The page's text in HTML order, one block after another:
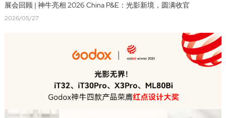
展会回顾 | 神牛亮相 2026 China P&E：光影新境，圆满收官
2026/05/27